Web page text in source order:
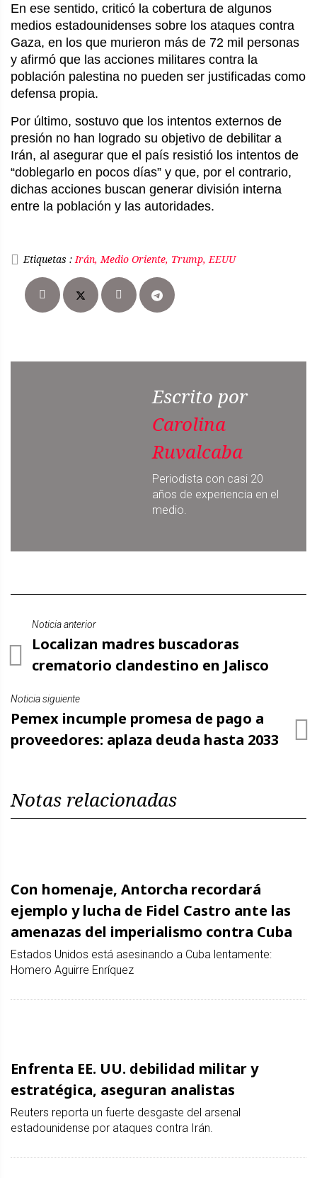
En ese sentido, criticó la cobertura de algunos
medios estadounidenses sobre los ataques contra
Gaza, en los que murieron más de 72 mil personas
y afirmó que las acciones militares contra la
población palestina no pueden ser justificadas como
defensa propia.
Por último, sostuvo que los intentos externos de
presión no han logrado su objetivo de debilitar a
Irán, al asegurar que el país resistió los intentos de
“doblegarlo en pocos días” y que, por el contrario,
dichas acciones buscan generar división interna
entre la población y las autoridades.
Etiquetas : Irán, Medio Oriente, Trump, EEUU
Escrito por
Carolina
Ruvalcaba
Periodista con casi 20
años de experiencia en el
medio.
Noticia anterior
Localizan madres buscadoras
crematorio clandestino en Jalisco
Noticia siguiente
Pemex incumple promesa de pago a
proveedores: aplaza deuda hasta 2033
Notas relacionadas
Con homenaje, Antorcha recordará
ejemplo y lucha de Fidel Castro ante las
amenazas del imperialismo contra Cuba
Estados Unidos está asesinando a Cuba lentamente:
Homero Aguirre Enríquez
Enfrenta EE. UU. debilidad militar y
estratégica, aseguran analistas
Reuters reporta un fuerte desgaste del arsenal
estadounidense por ataques contra Irán.